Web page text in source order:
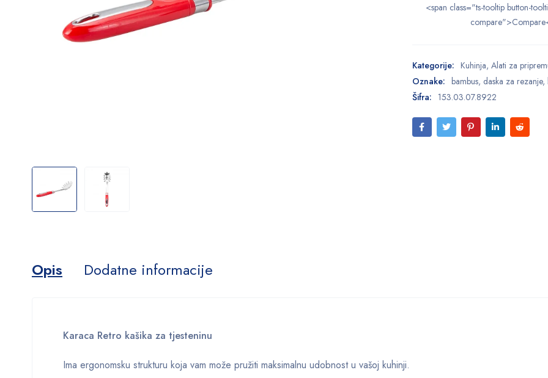
<span class="ts-tooltip button-
Kategorije: Kuhinja, Alati za
Oznake: bambus, daska za rezanje,
Šifra: 153.03.07.8922
Opis Dodatne informacije
Karaca Retro kašika za tjesteninu
Ima ergonomsku strukturu koja vam može pružiti maksimalnu udobnost u vašoj kuhinji.